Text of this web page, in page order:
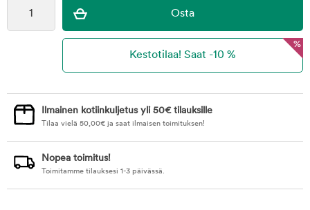
%
Ilmainen kotiinkuljetus yli 50€ tilauksille
Tilaa vielä 50,00€ ja saat ilmaisen toimituksen!
Nopea toimitus!
Toimitamme tilauksesi 1-3 päivässä.